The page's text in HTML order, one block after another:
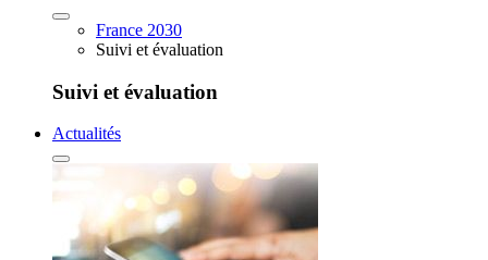
France 2030
Suivi et évaluation
Suivi et évaluation
Actualités